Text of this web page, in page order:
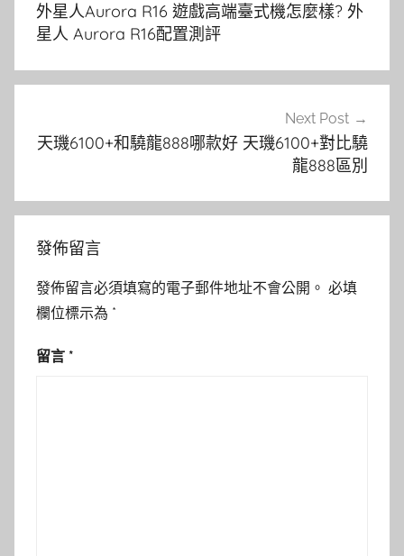
覽
外星人Aurora R16 遊戲高端臺式機怎麼樣? 外
星人 Aurora R16配置測評
Next Post
天璣6100+和驍龍888哪款好 天璣6100+對比驍
龍888區別
發佈留言
發佈留言必須填寫的電子郵件地址不會公開。 必填
欄位標示為 *
留言 *